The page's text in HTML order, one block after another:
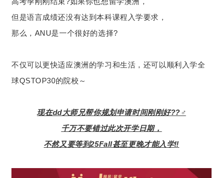
但是语言成绩还没有达到本科课程入学要求，
那么，ANU是一个很好的选择?
不仅可以更快适应澳洲的学习和生活，还可以顺利入学全
球QSTOP30的院校～
现在dd大师兄帮你规划申请时间刚刚好??‍♂️
千万不要错过此次开学日期，
不然又要等到25Fall甚至更晚才能入学‼️